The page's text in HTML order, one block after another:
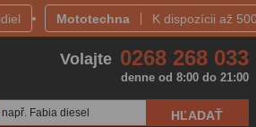
Mototechna K dispozícii až
např. Fabia diesel
Volajte 0268 268 033
denne od 8:00 do 21:00